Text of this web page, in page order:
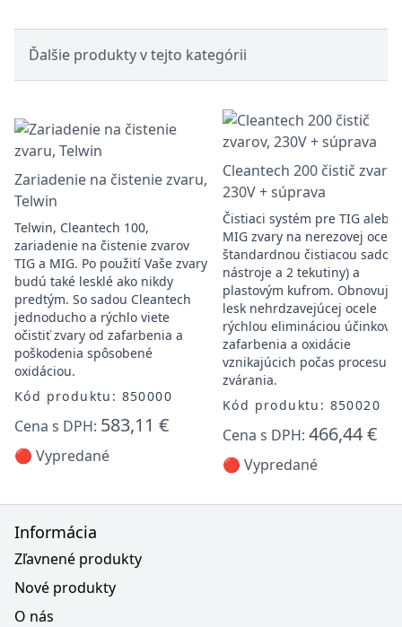
Ďalšie produkty v tejto kategórii
Zariadenie na čistenie zvaru,
Telwin
Telwin, Cleantech 100,
zariadenie na čistenie zvarov
TIG a MIG. Po použití Vaše zvary
budú také lesklé ako nikdy
predtým. So sadou Cleantech
jednoducho a rýchlo viete
očistiť zvary od zafarbenia a
poškodenia spôsobené
oxidáciou.
Kód produktu: 850000
Cena s DPH: 583,11 €
🔴 Vypredané
Cleantech 200 čistič
230V + súprava
Čistiaci systém pre TIG alebo
MIG zvary na nerezovej oceli.
štandardnou čistiacou sadou
nástroje a 2 tekutiny) a
plastovým kufrom. Obnovuje
lesk nehrdzavejúcej ocele
rýchlou elimináciou účinkov
zafarbenia a oxidácie
vznikajúcich počas procesu
zvárania.
Kód produktu: 850020
Cena s DPH: 466,44 €
🔴 Vypredané
Informácia
Zľavnené produkty
Nové produkty
O nás